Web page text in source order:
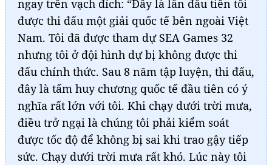
ngay trên vạch đích: “Đây là lần đầu tiên tôi
được thi đấu một giải quốc tế bên ngoài Việt
Nam. Tôi đã được tham dự SEA Games 32
nhưng tôi ở đội hình dự bị không được thi
đấu chính thức. Sau 8 năm tập luyện, thi đấu,
đây là tấm huy chương quốc tế đầu tiên có ý
nghĩa rất lớn với tôi. Khi chạy dưới trời mưa,
điều trở ngại là chúng tôi phải kiểm soát
được tốc độ để không bị sai khi trao gậy tiếp
sức. Chạy dưới trời mưa rất khó. Lúc này tôi